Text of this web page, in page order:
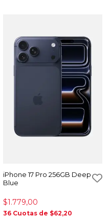
iPhone 17 Pro 256GB Deep
Blue
$1.779,00
36 Cuotas de $62,20